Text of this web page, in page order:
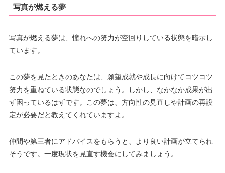
写真が燃える夢
写真が燃える夢は、憧れへの努力が空回りしている状態を暗示し
ています。
この夢を見たときのあなたは、願望成就や成長に向けてコツコツ
努力を重ねている状態なのでしょう。しかし、なかなか成果が出
ず困っているはずです。この夢は、方向性の見直しや計画の再設
定が必要だと教えてくれていますよ。
仲間や第三者にアドバイスをもらうと、より良い計画が立てられ
そうです。一度現状を見直す機会にしてみましょう。